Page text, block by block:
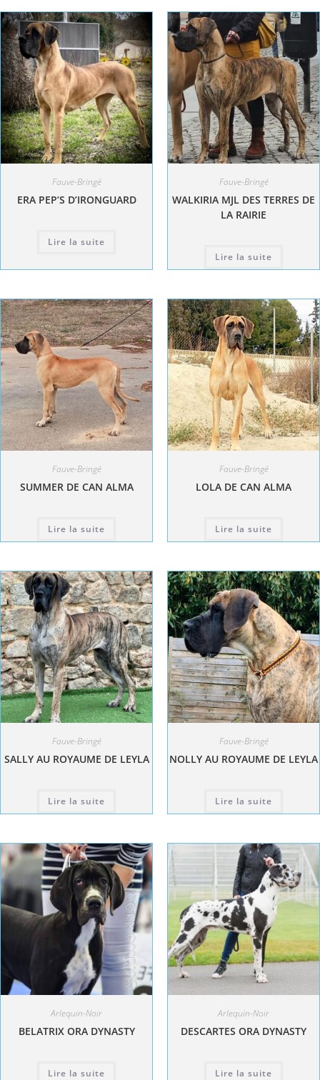
Fauve-Bringé
ERA PEP’S D’IRONGUARD
Lire la suite
Fauve-Bringé
WALKIRIA MJL DES TERRES DE
LA RAIRIE
Lire la suite
Fauve-Bringé
SUMMER DE CAN ALMA
Lire la suite
Fauve-Bringé
LOLA DE CAN ALMA
Lire la suite
Fauve-Bringé
SALLY AU ROYAUME DE LEYLA
Lire la suite
Fauve-Bringé
NOLLY AU ROYAUME DE LEYLA
Lire la suite
Arlequin-Noir
BELATRIX ORA DYNASTY
Lire la suite
Arlequin-Noir
DESCARTES ORA DYNASTY
Lire la suite